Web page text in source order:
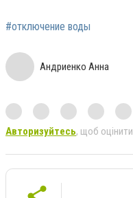
#отключение воды
Андриенко Анна
Авторизуйтесь, щоб оцінити